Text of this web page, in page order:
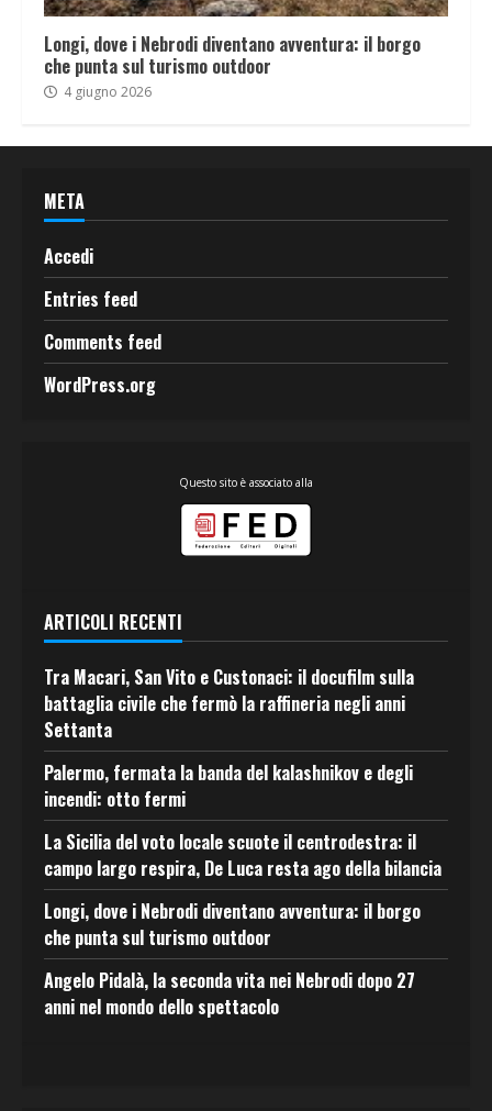
Longi, dove i Nebrodi diventano avventura: il borgo
che punta sul turismo outdoor
4 giugno 2026
META
Accedi
Entries feed
Comments feed
WordPress.org
Questo sito è associato alla
ARTICOLI RECENTI
Tra Macari, San Vito e Custonaci: il docufilm sulla
battaglia civile che fermò la raffineria negli anni
Settanta
Palermo, fermata la banda del kalashnikov e degli
incendi: otto fermi
La Sicilia del voto locale scuote il centrodestra: il
campo largo respira, De Luca resta ago della bilancia
Longi, dove i Nebrodi diventano avventura: il borgo
che punta sul turismo outdoor
Angelo Pidalà, la seconda vita nei Nebrodi dopo 27
anni nel mondo dello spettacolo